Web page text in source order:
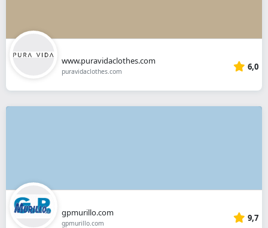
www.puravidaclothes.com
puravidaclothes.com 6,0
gpmurillo.com
gpmurillo.com 9,7